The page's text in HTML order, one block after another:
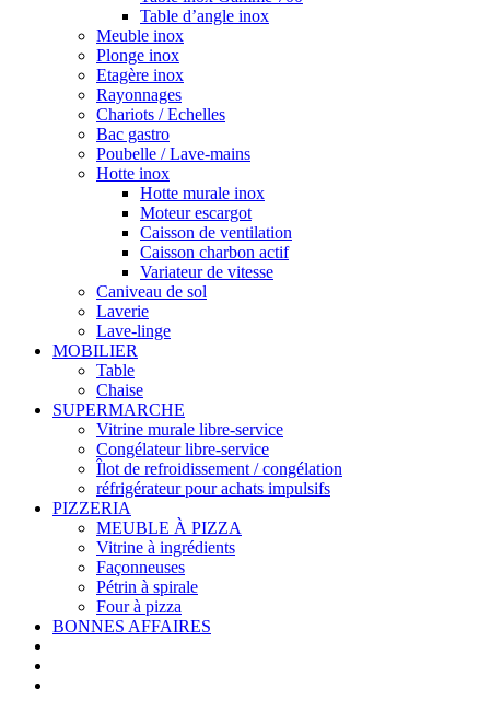
Table d’angle inox
Meuble inox
Plonge inox
Etagère inox
Rayonnages
Chariots / Echelles
Bac gastro
Poubelle / Lave-mains
Hotte inox
Hotte murale inox
Moteur escargot
Caisson de ventilation
Caisson charbon actif
Variateur de vitesse
Caniveau de sol
Laverie
Lave-linge
MOBILIER
Table
Chaise
SUPERMARCHE
Vitrine murale libre-service
Congélateur libre-service
Îlot de refroidissement / congélation
réfrigérateur pour achats impulsifs
PIZZERIA
MEUBLE À PIZZA
Vitrine à ingrédients
Façonneuses
Pétrin à spirale
Four à pizza
BONNES AFFAIRES